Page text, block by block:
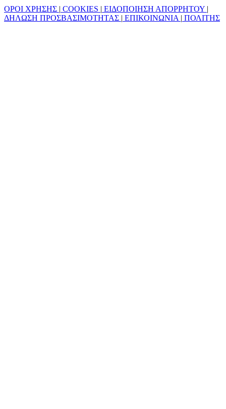
ΟΡΟΙ ΧΡΗΣΗΣ | COOKIES | ΕΙΔΟΠΟΙΗΣΗ ΑΠΟΡΡΗΤΟΥ |
ΔΗΛΩΣΗ ΠΡΟΣΒΑΣΙΜΟΤΗΤΑΣ | ΕΠΙΚΟΙΝΩΝΙΑ | ΠΟΛΙΤΗΣ